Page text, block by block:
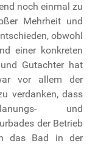
noch einmal zu
Mehrheit und
obwohl
einer konkreten
Gutachter hat
vor allem der
verdanken, dass
und
der Betrieb
das Bad in der